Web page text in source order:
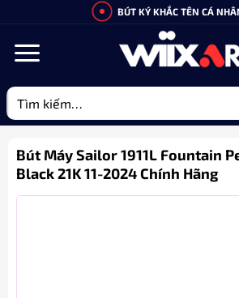
nội
BÚT KÝ KHẮC TÊN CÁ
Tìm
kiếm:
Bút Máy Sailor 1911L Fountain
Black 21K 11-2024 Chính Hãng